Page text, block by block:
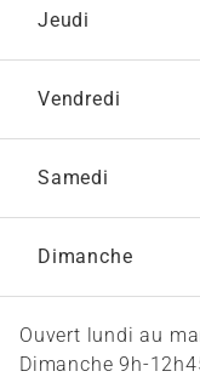
Jeudi
Vendredi
Samedi
Dimanche
Ouvert lundi au
Dimanche 9h-